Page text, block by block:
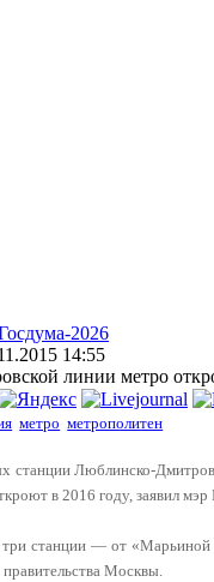
2026
14:55
линии метро
метро метрополитен
Люблинско-
в 2016 году, заявил
станции — от «Марьиной
Москвы.